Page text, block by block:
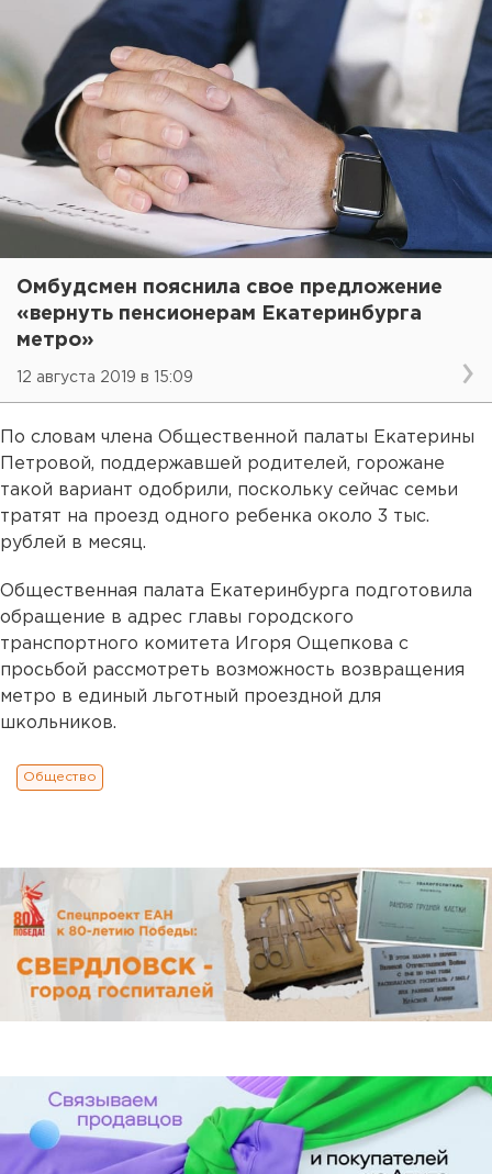
Омбудсмен пояснила свое предложение
«вернуть пенсионерам Екатеринбурга
метро»
12 августа 2019 в 15:09
По словам члена Общественной палаты Екатерины
Петровой, поддержавшей родителей, горожане
такой вариант одобрили, поскольку сейчас семьи
тратят на проезд одного ребенка около 3 тыс.
рублей в месяц.
Общественная палата Екатеринбурга подготовила
обращение в адрес главы городского
транспортного комитета Игоря Ощепкова с
просьбой рассмотреть возможность возвращения
метро в единый льготный проездной для
школьников.
Общество